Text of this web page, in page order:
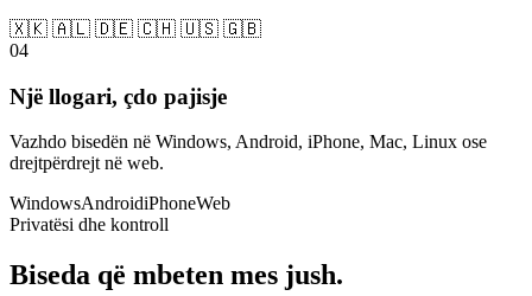
🇽🇰 🇦🇱 🇩🇪 🇨🇭 🇺🇸 🇬🇧
04
Një llogari, çdo pajisje
Vazhdo bisedën në Windows, Android, iPhone, Mac, Linux ose
drejtpërdrejt në web.
WindowsAndroidiPhoneWeb
Privatësi dhe kontroll
Biseda që mbeten mes jush.